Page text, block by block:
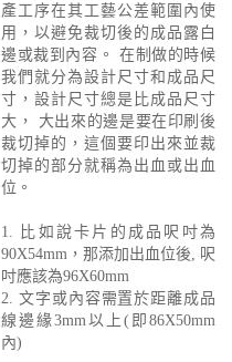
產工序在其工藝公差範圍內使
用，以避免裁切後的成品露白
邊或裁到內容。 在制做的時候
我們就分為設計尺寸和成品尺
寸，設計尺寸總是比成品尺寸
大， 大出來的邊是要在印刷後
裁切掉的，這個要印出來並裁
切掉的部分就稱為出血或出血
位。
1. 比如說卡片的成品呎吋為
90X54mm，那添加出血位後, 呎
吋應該為96X60mm
2. 文字或內容需置於距離成品
線邊緣3mm以上(即86X50mm
內)